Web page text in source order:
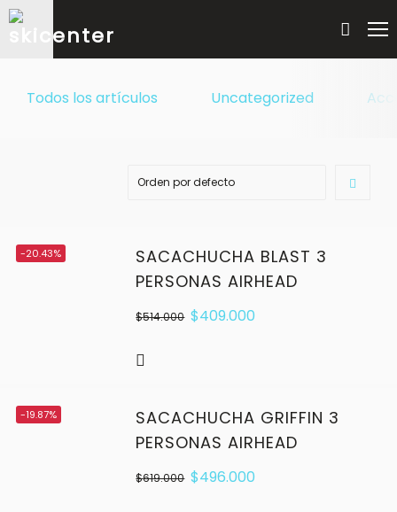
Todos los artículos Uncategorized
-20.43%
SACACHUCHA BLAST 3
PERSONAS AIRHEAD
$514.000 $409.000
-19.87%
SACACHUCHA GRIFFIN 3
PERSONAS AIRHEAD
$619.000 $496.000